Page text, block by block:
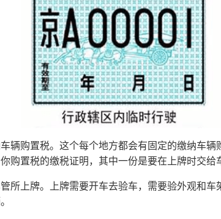
辆购置税。这个每个地方都会有固定的缴纳车
购置税的缴税证明，其中一份是要在上牌时交给
所上牌。上牌需要开车去验车，需要验外观和车